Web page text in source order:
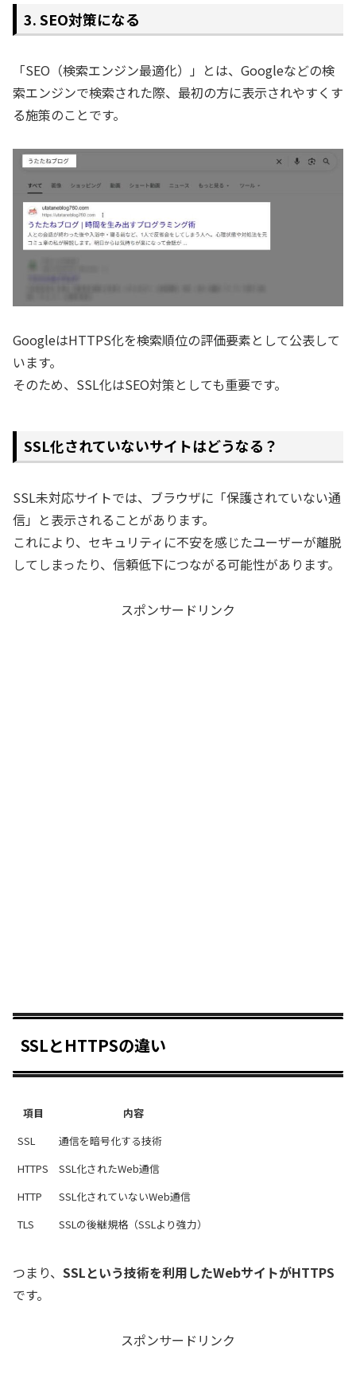
3. SEO対策になる
「SEO（検索エンジン最適化）」とは、Googleなどの検
索エンジンで検索された際、最初の方に表示されやすくす
る施策のことです。
GoogleはHTTPS化を検索順位の評価要素として公表して
います。
そのため、SSL化はSEO対策としても重要です。
SSL化されていないサイトはどうなる？
SSL未対応サイトでは、ブラウザに「保護されていない通
信」と表示されることがあります。
これにより、セキュリティに不安を感じたユーザーが離脱
してしまったり、信頼低下につながる可能性があります。
スポンサードリンク
SSLとHTTPSの違い
項目
内容
SSL
通信を暗号化する技術
HTTPS
SSL化されたWeb通信
HTTP
SSL化されていないWeb通信
TLS
SSLの後継規格（SSLより強力）
つまり、 SSLという技術を利用したWebサイトがHTTPS
です。
スポンサードリンク